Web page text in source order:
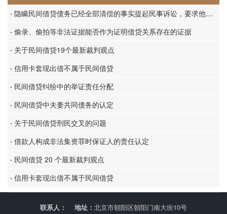
· 隐瞒民间借贷债务已经全部清偿的事实提起民事诉讼，要求他人履行已经消灭的债务的，构成虚假诉讼
· 偷录、偷拍等非法证据能否作为证明借贷关系存在的证据
· 关于民间借贷19个最新裁判观点
· 信用卡套现出借不属于民间借贷
· 民间借贷纠纷中的举证责任分配
· 民间借贷中夫妻共同债务的认定
· 关于民间借贷刑民交叉的问题
· 借款人构成非法集资罪时保证人的责任认定
· 民间借贷 20 个最新裁判观点
· 信用卡套现出借不属于民间借贷
联系人： 地址： 北京市朝阳区朝阳门南大街10号